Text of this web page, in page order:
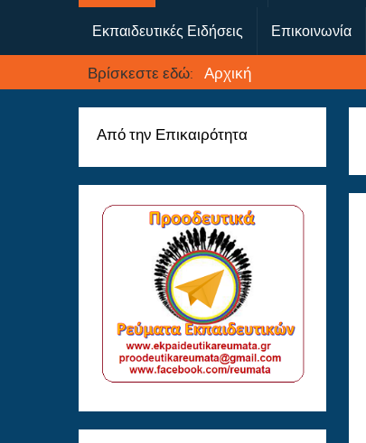
Εκπαιδευτικές Ειδήσεις Επικοινωνία
Βρίσκεστε εδώ: Αρχική
Από την Επικαιρότητα